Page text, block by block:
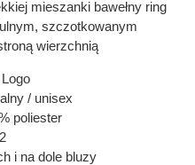
mieszanki bawełny ring
szczotkowanym
wierzchnią
/ unisex
poliester
i na dole bluzy